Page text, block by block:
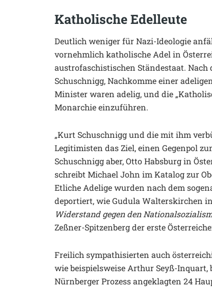
Katholische Edelleute
Deutlich weniger für Nazi-Ideologie
vornehmlich katholische Adel in
austrofaschistischen Ständestaat.
Schuschnigg, Nachkomme einer
Minister waren adelig, und die
Monarchie einzuführen.
„Kurt Schuschnigg und die mit ihm
Legitimisten das Ziel, einen Gegenpol
Schuschnigg aber, Otto Habsburg in
schreibt Michael John im Katalog zur
Etliche Adelige wurden nach dem
deportiert, wie Gudula Walterskirchen
Widerstand gegen den
Zeßner-Spitzenberg der erste
Freilich sympathisierten auch
wie beispielsweise Arthur Seyß-
Nürnberger Prozess angeklagten 24